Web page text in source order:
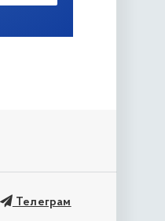
Телеграм